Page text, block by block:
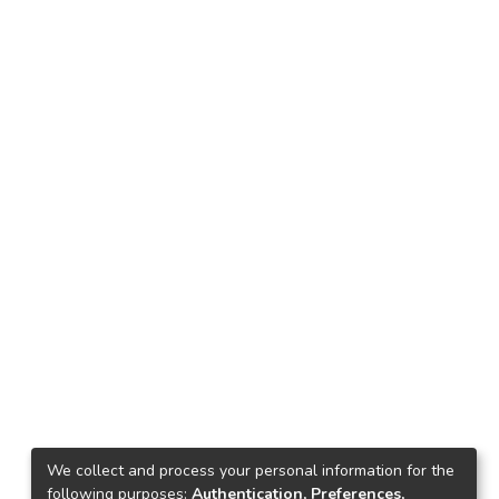
We collect and process your personal information for the
following purposes: Authentication, Preferences,